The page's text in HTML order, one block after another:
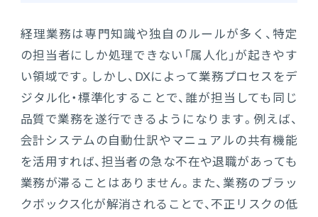
経理業務は専門知識や独自のルールが多く、特定
の担当者にしか処理できない「属人化」が起きやす
い領域です。しかし、DXによって業務プロセスをデ
ジタル化・標準化することで、誰が担当しても同じ
品質で業務を遂行できるようになります。例えば、
会計システムの自動仕訳やマニュアルの共有機能
を活用すれば、担当者の急な不在や退職があっても
業務が滞ることはありません。また、業務のブラッ
クボックス化が解消されることで、不正リスクの低